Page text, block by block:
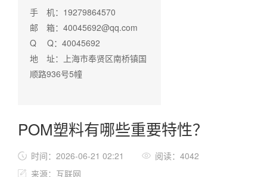
手 机：19279864570
邮 箱：40045692@qq.com
Q Q：40045692
地 址：上海市奉贤区南桥镇国
顺路936号5幢
POM塑料有哪些重要特性？
时间：2026-06-21 02:21
阅读：4042
来源：互联网